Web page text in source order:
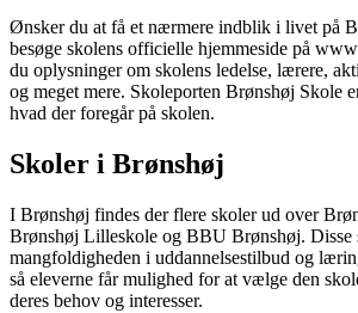
Ønsker du at få et nærmere indblik i livet på
besøge skolens officielle hjemmeside på
du oplysninger om skolens ledelse, lærere,
og meget mere. Skoleporten Brønshøj Skole
hvad der foregår på skolen.
Skoler i Brønshøj
I Brønshøj findes der flere skoler ud over
Brønshøj Lilleskole og BBU Brønshøj. Disse
mangfoldigheden i uddannelsestilbud og
så eleverne får mulighed for at vælge den
deres behov og interesser.